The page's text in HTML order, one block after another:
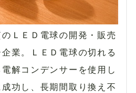
ＬＥＤ電球の開発・販売
業。ＬＥＤ電球の切れる
解コンデンサーを使用し
功し、長期間取り換え不